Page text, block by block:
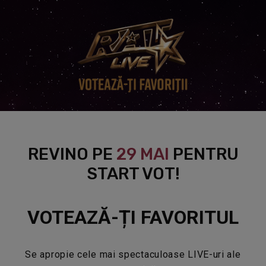
REVINO PE 29 MAI PENTRU
START VOT!
VOTEAZĂ-ȚI FAVORITUL
Se apropie cele mai spectaculoase LIVE-uri ale